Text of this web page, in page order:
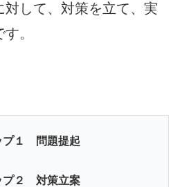
対して、対策を立て、実
。
プ１ 問題提起
プ２ 対策立案